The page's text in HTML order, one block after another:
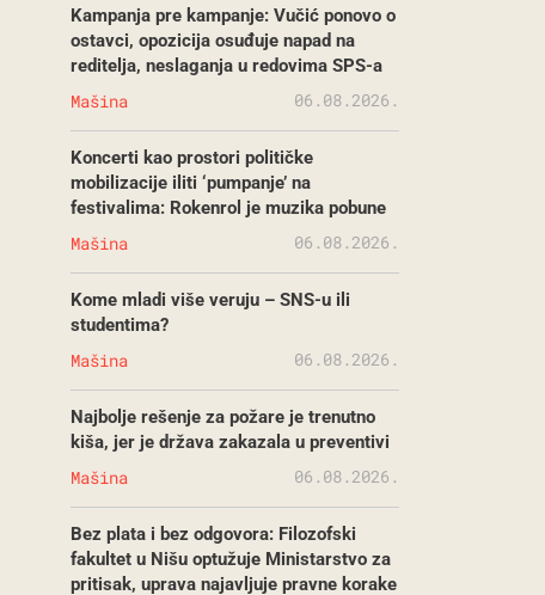
Kampanja pre kampanje: Vučić ponovo o
ostavci, opozicija osuđuje napad na
reditelja, neslaganja u redovima SPS-a
Mašina 06.08.2026.
Koncerti kao prostori političke
mobilizacije iliti ‘pumpanje’ na
festivalima: Rokenrol je muzika pobune
Mašina 06.08.2026.
Kome mladi više veruju – SNS-u ili
studentima?
Mašina 06.08.2026.
Najbolje rešenje za požare je trenutno
kiša, jer je država zakazala u preventivi
Mašina 06.08.2026.
Bez plata i bez odgovora: Filozofski
fakultet u Nišu optužuje Ministarstvo za
pritisak, uprava najavljuje pravne korake